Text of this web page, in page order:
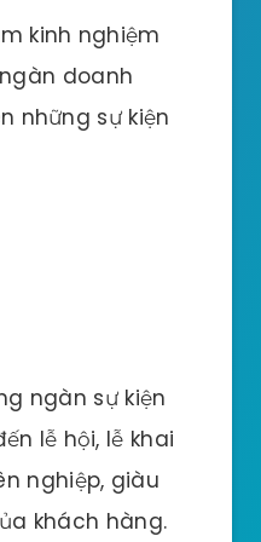
kinh nghiệm
doanh
những sự kiện
ngàn sự kiện
lễ hội, lễ khai
nghiệp, giàu
khách hàng.